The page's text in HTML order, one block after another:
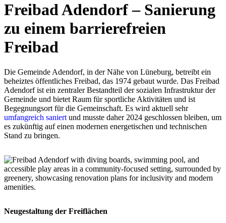
Freibad Adendorf – Sanierung
zu einem barrierefreien
Freibad
Die Gemeinde Adendorf, in der Nähe von Lüneburg, betreibt ein
beheiztes öffentliches Freibad, das 1974 gebaut wurde. Das Freibad
Adendorf ist ein zentraler Bestandteil der sozialen Infrastruktur der
Gemeinde und bietet Raum für sportliche Aktivitäten und ist
Begegnungsort für die Gemeinschaft. Es wird aktuell sehr
umfangreich saniert und musste daher 2024 geschlossen bleiben, um
es zukünftig auf einen modernen energetischen und technischen
Stand zu bringen.
Neugestaltung der Freiflächen